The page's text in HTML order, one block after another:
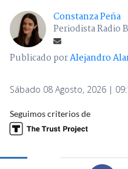
Constanza Peña
Periodista Radio
Publicado porAlejandro
Sábado 08 Agosto, 2026 |
Seguimos criterios de